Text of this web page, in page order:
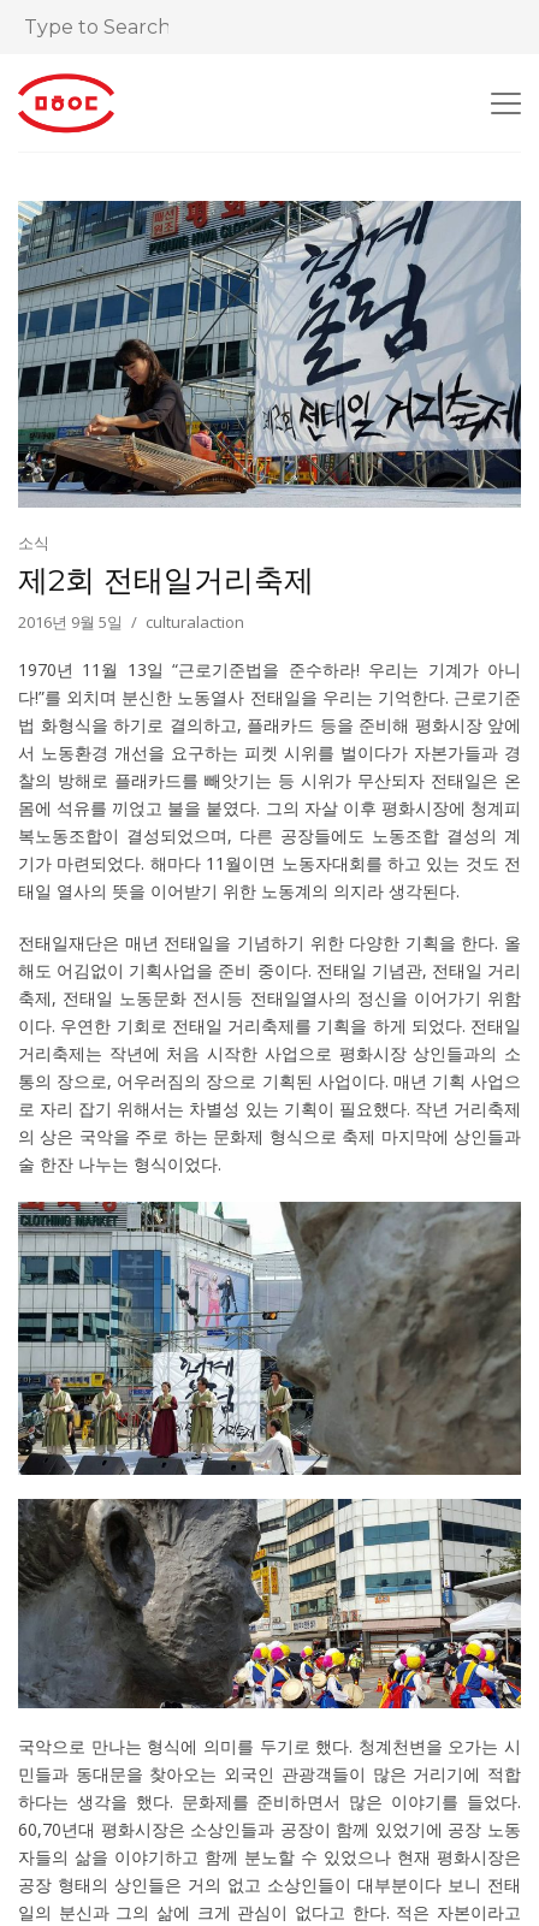
소식
제2회 전태일거리축제
2016년 9월 5일 culturalaction
1970년 11월 13일 “근로기준법을 준수하라! 우리는 기계가 아니
다!”를 외치며 분신한 노동열사 전태일을 우리는 기억한다. 근로기준
법 화형식을 하기로 결의하고, 플래카드 등을 준비해 평화시장 앞에
서 노동환경 개선을 요구하는 피켓 시위를 벌이다가 자본가들과 경
찰의 방해로 플래카드를 빼앗기는 등 시위가 무산되자 전태일은 온
몸에 석유를 끼얹고 불을 붙였다. 그의 자살 이후 평화시장에 청계피
복노동조합이 결성되었으며, 다른 공장들에도 노동조합 결성의 계
기가 마련되었다. 해마다 11월이면 노동자대회를 하고 있는 것도 전
태일 열사의 뜻을 이어받기 위한 노동계의 의지라 생각된다.
전태일재단은 매년 전태일을 기념하기 위한 다양한 기획을 한다. 올
해도 어김없이 기획사업을 준비 중이다. 전태일 기념관, 전태일 거리
축제, 전태일 노동문화 전시등 전태일열사의 정신을 이어가기 위함
이다. 우연한 기회로 전태일 거리축제를 기획을 하게 되었다. 전태일
거리축제는 작년에 처음 시작한 사업으로 평화시장 상인들과의 소
통의 장으로, 어우러짐의 장으로 기획된 사업이다. 매년 기획 사업으
로 자리 잡기 위해서는 차별성 있는 기획이 필요했다. 작년 거리축제
의 상은 국악을 주로 하는 문화제 형식으로 축제 마지막에 상인들과
술 한잔 나누는 형식이었다.
국악으로 만나는 형식에 의미를 두기로 했다. 청계천변을 오가는 시
민들과 동대문을 찾아오는 외국인 관광객들이 많은 거리기에 적합
하다는 생각을 했다. 문화제를 준비하면서 많은 이야기를 들었다.
60,70년대 평화시장은 소상인들과 공장이 함께 있었기에 공장 노동
자들의 삶을 이야기하고 함께 분노할 수 있었으나 현재 평화시장은
공장 형태의 상인들은 거의 없고 소상인들이 대부분이다 보니 전태
일의 분신과 그의 삶에 크게 관심이 없다고 한다. 적은 자본이라고